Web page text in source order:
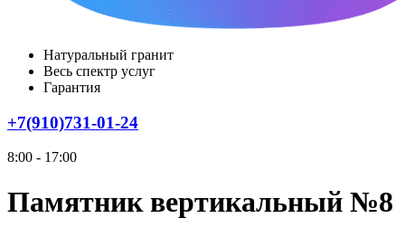
Натуральный гранит
Весь спектр услуг
Гарантия
+7(910)731-01-24
8:00 - 17:00
Памятник вертикальный №8